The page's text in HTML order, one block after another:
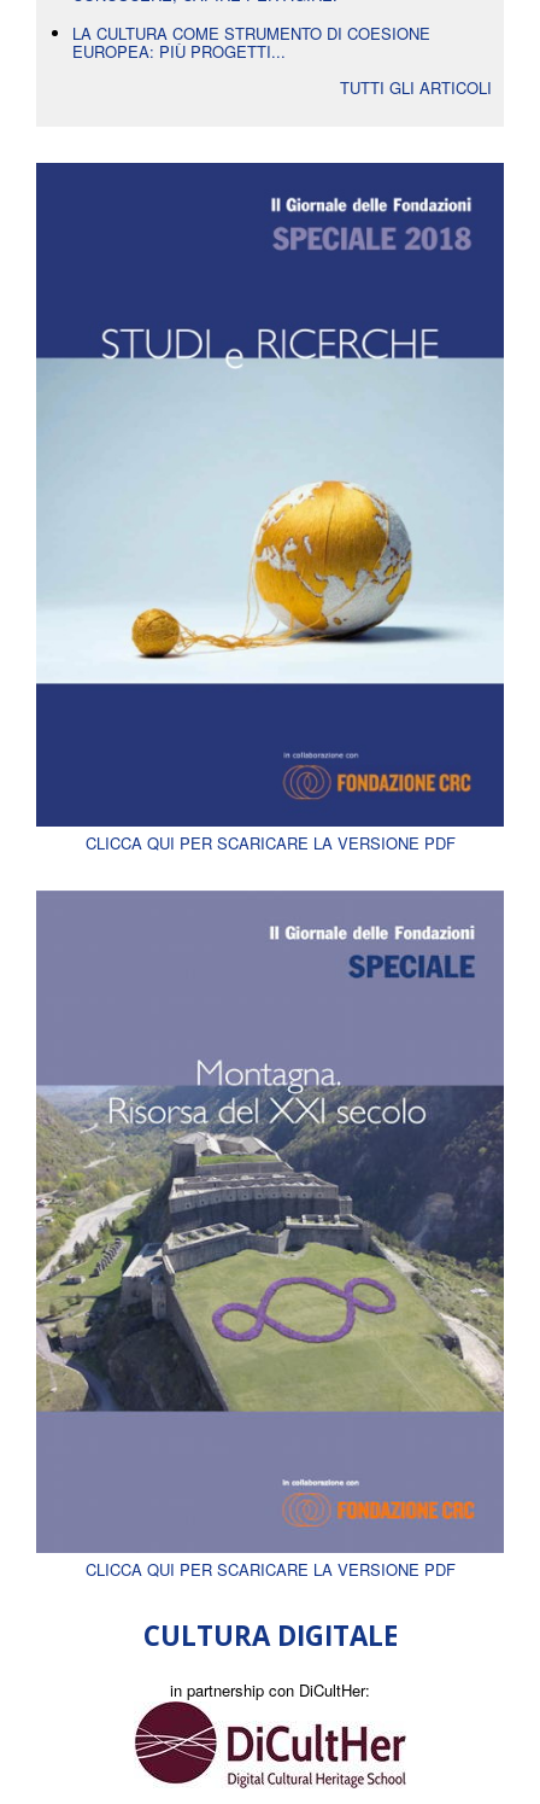
LA CULTURA COME STRUMENTO DI COESIONE
EUROPEA: PIÙ PROGETTI...
TUTTI GLI ARTICOLI
CLICCA QUI PER SCARICARE LA VERSIONE PDF
CLICCA QUI PER SCARICARE LA VERSIONE PDF
CULTURA DIGITALE
in partnership con DiCultHer: